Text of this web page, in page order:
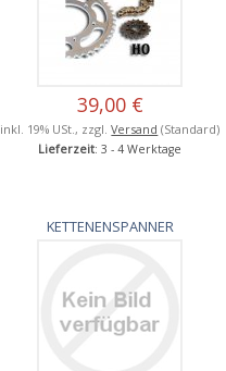
39,00 €
inkl. 19% USt., zzgl.Versand (Standard)
Lieferzeit: 3 - 4 Werktage
KETTENENSPANNER